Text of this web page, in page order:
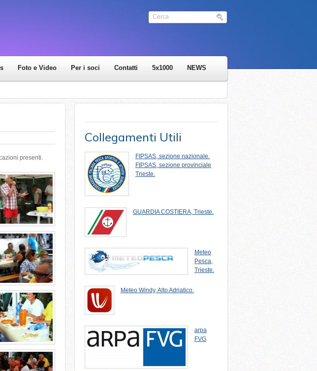
Foto e Video Per i soci Contatti 5x1000 NEWS
presenti.
Collegamenti Utili
FIPSAS, sezione nazionale.
FIPSAS, sezione provinciale
Trieste.
GUARDIA COSTIERA, Trieste.
Meteo
Pesca,
Trieste.
Meteo Windy, Alto Adriatico.
arpa
FVG